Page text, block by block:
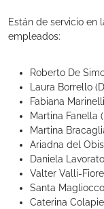
Están de servicio en
empleados:
Roberto De
Laura Borrello
Fabiana
Martina Fanella
Martina
Ariadna del
Daniela
Valter Valli-
Santa
Caterina